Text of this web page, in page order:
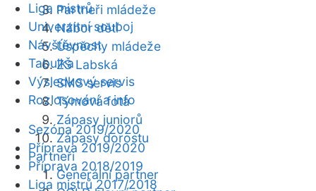
Partneři mládeže
Nábor dětí
Úspěchy mládeže
ZŠ Labská
SMS servis
Týmová fota
Zápasy juniorů
Zápasy dorostu
Partneři
Generální partner
Liga mistrů
Univerzitní souboj
Návštěvnost
Tabulka
Výsledkový servis
Rozlosování a info
Sezóna 2019/2020
Příprava 2019/2020
Příprava 2018/2019
Liga mistrů 2017/2018